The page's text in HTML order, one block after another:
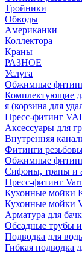
Тройники
Обводы
Американки
Коллектора
Краны
РАЗНОЕ
Услуга
Обжимные
Комплектующие
я (корзина для
Пресс-фитинг
Аксессуары для
Внутренняя
Фитинги
Обжимные
Сифоны, трапы и
Пресс-фитинг
Кухонные мойки
Кухонные мойки
Арматура для
Обсадные трубы
Подводка для
Гибкая подводка